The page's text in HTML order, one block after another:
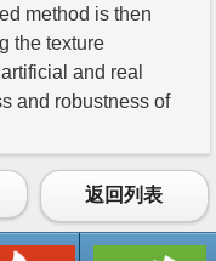
method is then
the texture
and real
and robustness of
返回列表